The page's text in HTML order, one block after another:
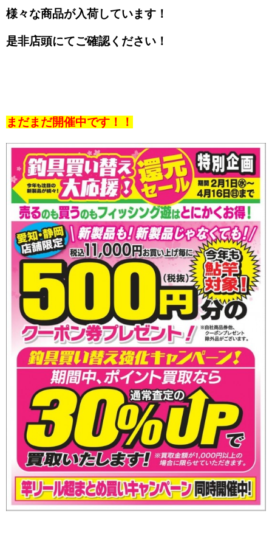
様々な商品が入荷しています！
是非店頭にてご確認ください！
まだまだ開催中です！！